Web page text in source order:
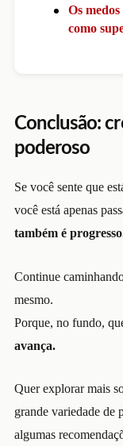
Os
como
Conclusão:
poderoso
Se você sente que
você está apenas
também é
Continue
mesmo.
Porque, no fundo,
avança.
Quer explorar mais
grande variedade de
algumas